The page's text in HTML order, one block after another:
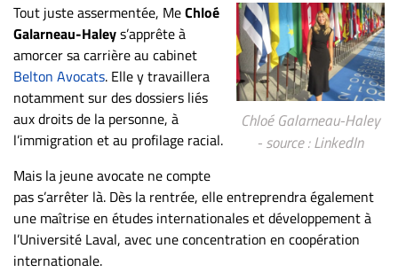
Continue
Métiers
Scoop?
CABINETS
ET
ENTREPRISES
Espace
entreprises
Page
entreprises
Chloé Galarneau-Haley
- source : LinkedIn
Tout juste assermentée, MeChloé
Galarneau-Haleys’apprête à
amorcer sa carrière au cabinet
Belton Avocats. Elle y travaillera
notamment sur des dossiers liés
aux droits de la personne, à
l’immigration et au profilage racial.
Mais la jeune avocate ne compte
pas s’arrêter là. Dès la rentrée, elle entreprendra également
une maîtrise en études internationales et développement à
l’Université Laval, avec une concentration en coopération
internationale.